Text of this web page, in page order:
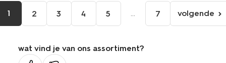
1 2 3 4 5 ... 7
pagina
volgende
wat vind je van ons assortiment?